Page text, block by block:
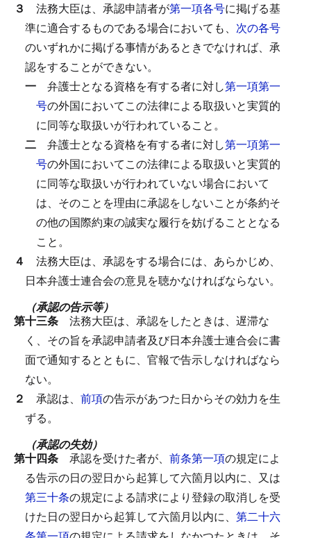
３ 法務大臣は、承認申請者が第一項各号に掲げる基
準に適合するものである場合においても、 次の各号
のいずれかに掲げる事情があるときでなければ、承
認をすることができない。
一 弁護士となる資格を有する者に対し第一項第一
号の外国においてこの法律による取扱いと実質的
に同等な取扱いが行われていること。
二 弁護士となる資格を有する者に対し第一項第一
号の外国においてこの法律による取扱いと実質的
に同等な取扱いが行われていない場合において
は、そのことを理由に承認をしないことが条約そ
の他の国際約束の誠実な履行を妨げることとなる
こと。
４ 法務大臣は、承認をする場合には、あらかじめ、
日本弁護士連合会の意見を聴かなければならない。
（承認の告示等）
第十三条 法務大臣は、承認をしたときは、遅滞な
く、その旨を承認申請者及び日本弁護士連合会に書
面で通知するとともに、官報で告示しなければなら
ない。
２ 承認は、 前項の告示があつた日からその効力を生
ずる。
（承認の失効）
第十四条 承認を受けた者が、 前条第一項の規定によ
る告示の日の翌日から起算して六箇月以内に、又は
第三十条の規定による請求により登録の取消しを受
けた日の翌日から起算して六箇月以内に、 第二十六